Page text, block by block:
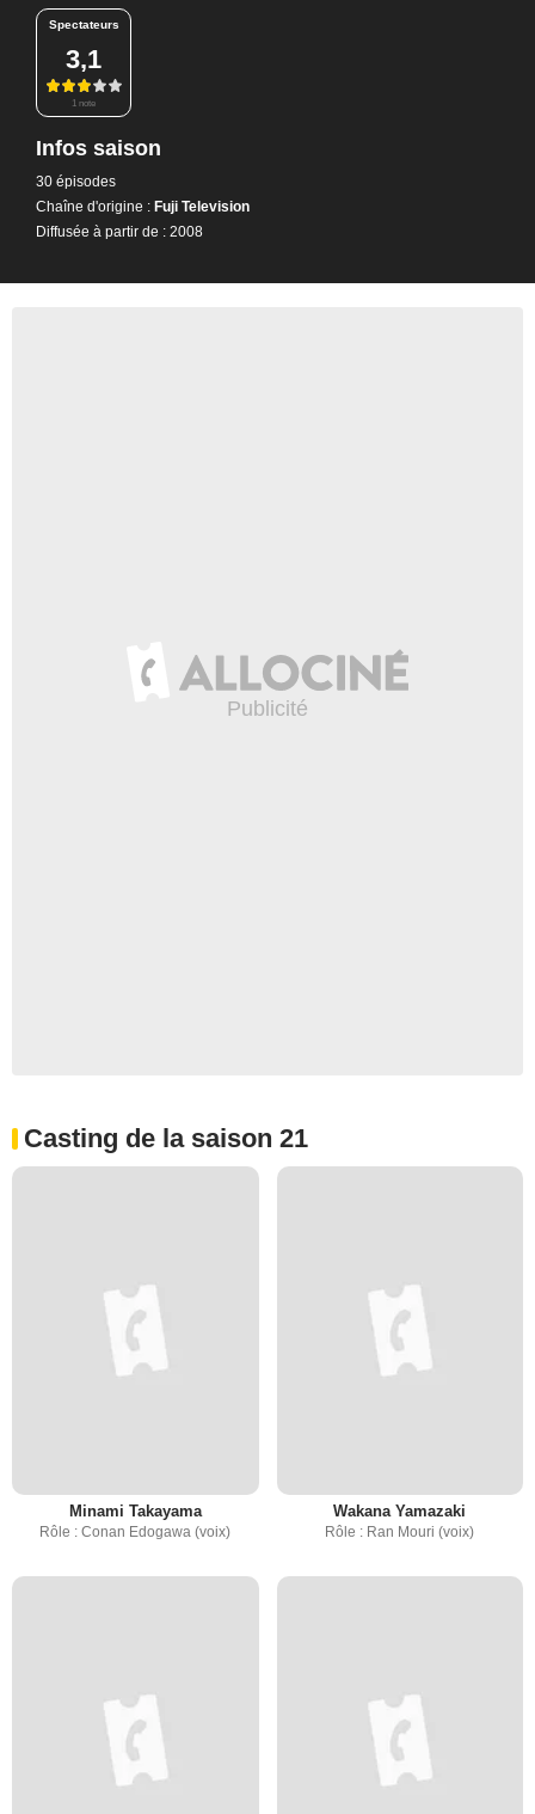
Spectateurs
3,1
1 note
Infos saison
30 épisodes
Chaîne d'origine : Fuji Television
Diffusée à partir de : 2008
Casting de la saison 21
Minami Takayama
Rôle : Conan Edogawa (voix)
Wakana Yamazaki
Rôle : Ran Mouri (voix)